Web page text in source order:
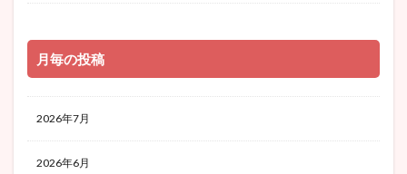
月毎の投稿
2026年7月
2026年6月